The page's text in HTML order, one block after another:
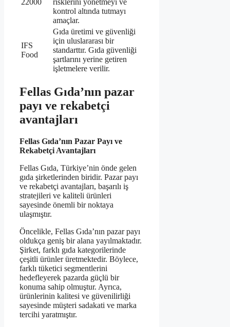
22000
risklerini yönetmeyi ve
kontrol altında tutmayı
amaçlar.
IFS
Food
Gıda üretimi ve güvenliği
için uluslararası bir
standarttır. Gıda güvenliği
şartlarını yerine getiren
işletmelere verilir.
Fellas Gıda’nın pazar
payı ve rekabetçi
avantajları
Fellas Gıda’nın Pazar Payı ve
Rekabetçi Avantajları
Fellas Gıda, Türkiye’nin önde gelen
gıda şirketlerinden biridir. Pazar payı
ve rekabetçi avantajları, başarılı iş
stratejileri ve kaliteli ürünleri
sayesinde önemli bir noktaya
ulaşmıştır.
Öncelikle, Fellas Gıda’nın pazar payı
oldukça geniş bir alana yayılmaktadır.
Şirket, farklı gıda kategorilerinde
çeşitli ürünler üretmektedir. Böylece,
farklı tüketici segmentlerini
hedefleyerek pazarda güçlü bir
konuma sahip olmuştur. Ayrıca,
ürünlerinin kalitesi ve güvenilirliği
sayesinde müşteri sadakati ve marka
tercihi yaratmıştır.